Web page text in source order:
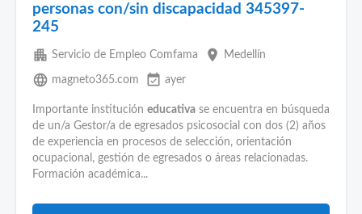
personas con/sin discapacidad 345397-
245
apartment Servicio de Empleo Comfama place Medellín
language magneto365.com event_available ayer
Importante institución educativa se encuentra en búsqueda
de un/a Gestor/a de egresados psicosocial con dos (2) años
de experiencia en procesos de selección, orientación
ocupacional, gestión de egresados o áreas relacionadas.
Formación académica...